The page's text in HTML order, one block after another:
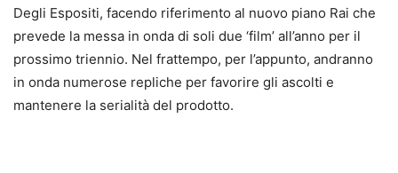
Degli Espositi, facendo riferimento al nuovo piano Rai che
prevede la messa in onda di soli due ‘film’ all’anno per il
prossimo triennio. Nel frattempo, per l’appunto, andranno
in onda numerose repliche per favorire gli ascolti e
mantenere la serialità del prodotto.